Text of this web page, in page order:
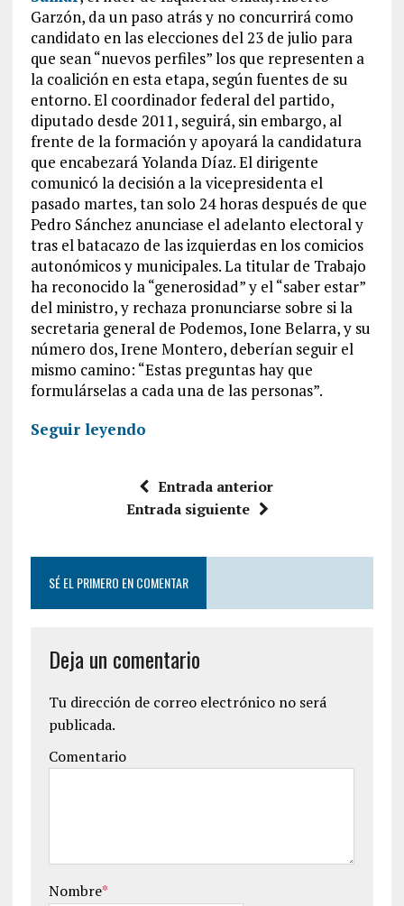
Garzón, da un paso atrás y no concurrirá como
candidato en las elecciones del 23 de julio para
que sean “nuevos perfiles” los que representen a
la coalición en esta etapa, según fuentes de su
entorno. El coordinador federal del partido,
diputado desde 2011, seguirá, sin embargo, al
frente de la formación y apoyará la candidatura
que encabezará Yolanda Díaz. El dirigente
comunicó la decisión a la vicepresidenta el
pasado martes, tan solo 24 horas después de que
Pedro Sánchez anunciase el adelanto electoral y
tras el batacazo de las izquierdas en los comicios
autonómicos y municipales. La titular de Trabajo
ha reconocido la “generosidad” y el “saber estar”
del ministro, y rechaza pronunciarse sobre si la
secretaria general de Podemos, Ione Belarra, y su
número dos, Irene Montero, deberían seguir el
mismo camino: “Estas preguntas hay que
formulárselas a cada una de las personas”.
Seguir leyendo
Entrada anterior
Entrada siguiente
SÉ EL PRIMERO EN COMENTAR
Deja un comentario
Tu dirección de correo electrónico no será
publicada.
Comentario
Nombre*